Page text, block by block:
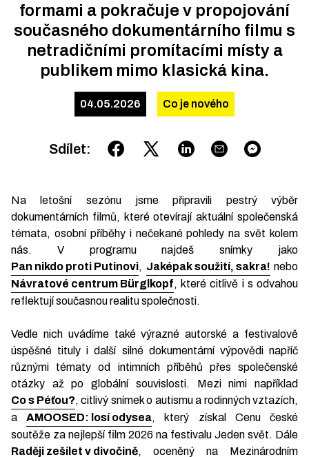
formami a pokračuje v propojování
současného dokumentárního filmu s
netradičními promítacími místy a
publikem mimo klasická kina.
04.05.2026 Co je nového
Sdílet:
Na letošní sezónu jsme připravili pestrý výběr
dokumentárních filmů, které otevírají aktuální společenská
témata, osobní příběhy i nečekané pohledy na svět kolem
nás. V programu najdeš snímky jako
Pan nikdo proti Putinovi, Jaképak soužití, sakra! nebo
Návratové centrum Bürglkopf, které citlivě i s odvahou
reflektují současnou realitu společnosti.
Vedle nich uvádíme také výrazné autorské a festivalově
úspěšné tituly i další silné dokumentární výpovědi napříč
různými tématy od intimních příběhů přes společenské
otázky až po globální souvislosti. Mezi nimi například
Co s Péťou?, citlivý snímek o autismu a rodinných vztazích,
aAMOOSED: losí odysea, který získal Cenu české
soutěže za nejlepší film 2026 na festivalu Jeden svět. Dále
Raději zešílet v divočině, oceněný na Mezinárodním